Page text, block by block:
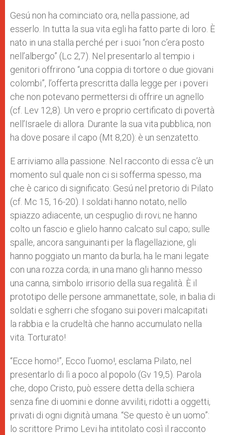
Gesú non ha cominciato ora, nella passione, ad
esserlo. In tutta la sua vita egli ha fatto parte di loro. È
nato in una stalla perché per i suoi “non c’era posto
nell’albergo” (Lc 2,7). Nel presentarlo al tempio i
genitori offrirono “una coppia di tortore o due giovani
colombi”, l’offerta prescritta dalla legge per i poveri
che non potevano permettersi di offrire un agnello
(cf. Lev 12,8). Un vero e proprio certificato di povertà
nell’Israele di allora. Durante la sua vita pubblica, non
ha dove posare il capo (Mt 8,20): è un senzatetto.
E arriviamo alla passione. Nel racconto di essa c’è un
momento sul quale non ci si sofferma spesso, ma
che è carico di significato: Gesú nel pretorio di Pilato
(cf. Mc 15, 16-20). I soldati hanno notato, nello
spiazzo adiacente, un cespuglio di rovi; ne hanno
colto un fascio e glielo hanno calcato sul capo; sulle
spalle, ancora sanguinanti per la flagellazione, gli
hanno poggiato un manto da burla; ha le mani legate
con una rozza corda; in una mano gli hanno messo
una canna, simbolo irrisorio della sua regalità. È il
prototipo delle persone ammanettate, sole, in balia di
soldati e sgherri che sfogano sui poveri malcapitati
la rabbia e la crudeltà che hanno accumulato nella
vita. Torturato!
“Ecce homo!”, Ecco l’uomo!, esclama Pilato, nel
presentarlo di lì a poco al popolo (Gv 19,5). Parola
che, dopo Cristo, può essere detta della schiera
senza fine di uomini e donne avviliti, ridotti a oggetti,
privati di ogni dignità umana. “Se questo è un uomo”:
lo scrittore Primo Levi ha intitolato così il racconto